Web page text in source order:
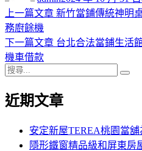
日
文
章
導
覽
上一篇文章 上
篇
新竹當鋪傳統神明
務廚餘機
下一篇文章 下
章:
台北合法當鋪生活
機車借款
搜
關
近期文章
安定新屋TEREA桃園當
隱形鐵窗精品級和屏東房